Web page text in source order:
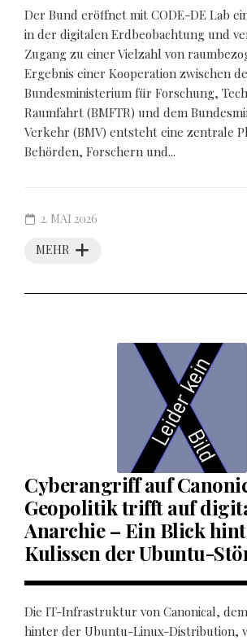
Der Bund eröffnet mit CODE-DE Lab
in der digitalen Erdbeobachtung und
Zugang zu einer Vielzahl von
Ergebnis einer Kooperation zwischen
Bundesministerium für Forschung,
Raumfahrt (BMFTR) und dem
Verkehr (BMV) entsteht eine zentrale
Behörden, Forschern und...
MEHR
2. MAI 2026
Cyberangriff auf
Geopolitik trifft auf
Anarchie – Ein Blick
Kulissen der Ubuntu-
Die IT-Infrastruktur von Canonical,
hinter der Ubuntu-Linux-Distribution,